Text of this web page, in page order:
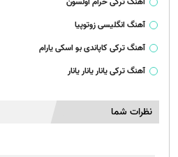
آهنگ انگلیسی زوتوپیا
آهنگ ترکی کاپاندی بو اسکی یارام
آهنگ ترکی یانار یانار یانار
نظرات شما